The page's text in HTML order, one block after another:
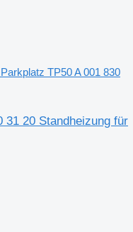
TP50 A 001 830
31 20 Standheizung für